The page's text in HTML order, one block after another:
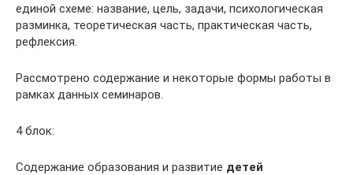
единой схеме: название, цель, задачи, психологическая
разминка, теоретическая часть, практическая часть,
рефлексия.
Рассмотрено содержание и некоторые формы работы в
рамках данных семинаров.
4 блок:
Содержание образования и развитие детей